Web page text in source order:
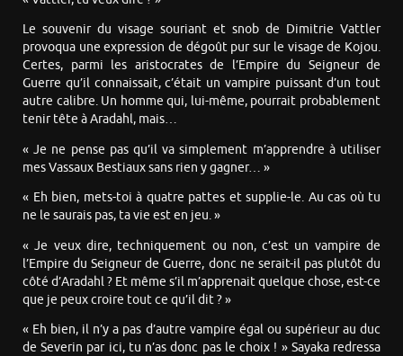
Le souvenir du visage souriant et snob de Dimitrie Vattler
provoqua une expression de dégoût pur sur le visage de Kojou.
Certes, parmi les aristocrates de l’Empire du Seigneur de
Guerre qu’il connaissait, c’était un vampire puissant d’un tout
autre calibre. Un homme qui, lui-même, pourrait probablement
tenir tête à Aradahl, mais…
« Je ne pense pas qu’il va simplement m’apprendre à utiliser
mes Vassaux Bestiaux sans rien y gagner… »
« Eh bien, mets-toi à quatre pattes et supplie-le. Au cas où tu
ne le saurais pas, ta vie est en jeu. »
« Je veux dire, techniquement ou non, c’est un vampire de
l’Empire du Seigneur de Guerre, donc ne serait-il pas plutôt du
côté d’Aradahl ? Et même s’il m’apprenait quelque chose, est-ce
que je peux croire tout ce qu’il dit ? »
« Eh bien, il n’y a pas d’autre vampire égal ou supérieur au duc
de Severin par ici, tu n’as donc pas le choix ! » Sayaka redressa